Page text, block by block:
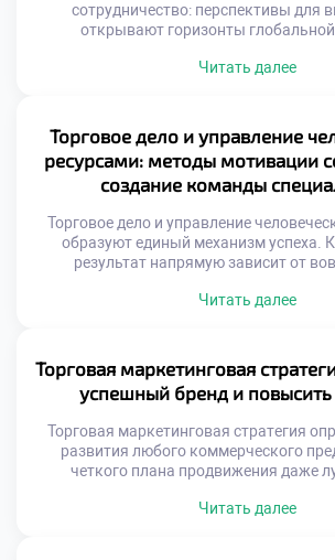
сотрудничество: перспективы для
открывают горизонты
выходит за границы национальных
и импортные операции требуют особых
знаний. Образование формирует
торговых потоков и правил.
механизмы […]
Читать далее
Торговое дело и управление
ресурсами: методы мотивации
создание команды
Торговое дело и управление
образуют единый механизм успеха.
результат напрямую зависит от
торговой организации. Эффективная
климат определяет качество
Подготовка управленцев требует
области HR. Студенты
Читать далее
Торговая маркетинговая
успешный бренд и
Торговая маркетинговая стратегия
развития любого коммерческого
четкого плана продвижения даже
через системную работу с восприятием
Читать далее